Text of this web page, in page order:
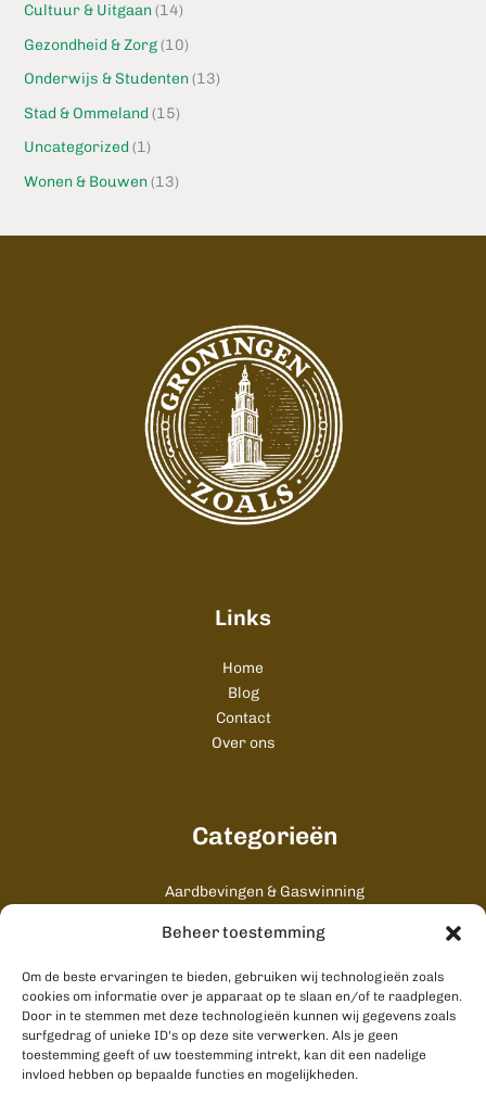
Beheer toestemming
Om de beste ervaringen te bieden, gebruiken wij technologieën zoals
cookies om informatie over je apparaat op te slaan en/of te raadplegen.
Door in te stemmen met deze technologieën kunnen wij gegevens zoals
surfgedrag of unieke ID's op deze site verwerken. Als je geen
toestemming geeft of uw toestemming intrekt, kan dit een nadelige
invloed hebben op bepaalde functies en mogelijkheden.
Cultuur & Uitgaan(14)
Gezondheid & Zorg(10)
Onderwijs & Studenten(13)
Stad & Ommeland (15)
Uncategorized (1)
Wonen & Bouwen(13)
Links
Home
Blog
Contact
Over ons
Categorieën
Aardbevingen & Gaswinning
Cultuur & Uitgaan
Gezondheid & Zorg
Onderwijs & Studenten
Stad & Ommeland
Wonen & Bouwen